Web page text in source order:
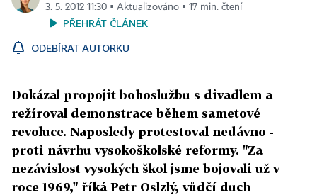
3. 5. 2012 11:30 ▪ Aktualizováno ▪ 17 min. čtení
PŘEHRÁT ČLÁNEK
ODEBÍRAT AUTORKU
Dokázal propojit bohoslužbu s divadlem a
režíroval demonstrace během sametové
revoluce. Naposledy protestoval nedávno -
proti návrhu vysokoškolské reformy. "Za
nezávislost vysokých škol jsme bojovali už v
roce 1969," říká Petr Oslzlý, vůdčí duch